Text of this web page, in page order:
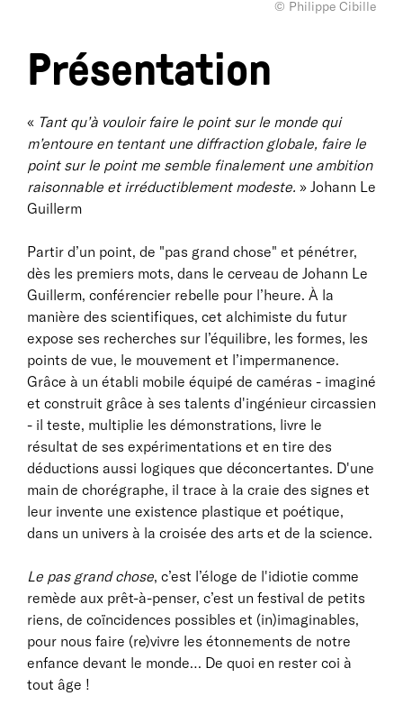
© Philippe Cibille
Présentation
« Tant qu’à vouloir faire le point sur le monde qui
m’entoure en tentant une diffraction globale, faire le
point sur le point me semble finalement une ambition
raisonnable et irréductiblement modeste. » Johann Le
Guillerm
Partir d’un point, de "pas grand chose" et pénétrer,
dès les premiers mots, dans le cerveau de Johann Le
Guillerm, conférencier rebelle pour l’heure. À la
manière des scientifiques, cet alchimiste du futur
expose ses recherches sur l’équilibre, les formes, les
points de vue, le mouvement et l’impermanence.
Grâce à un établi mobile équipé de caméras - imaginé
et construit grâce à ses talents d'ingénieur circassien
- il teste, multiplie les démonstrations, livre le
résultat de ses expérimentations et en tire des
déductions aussi logiques que déconcertantes. D'une
main de chorégraphe, il trace à la craie des signes et
leur invente une existence plastique et poétique,
dans un univers à la croisée des arts et de la science.
Le pas grand chose, c’est l’éloge de l'idiotie comme
remède aux prêt-à-penser, c’est un festival de petits
riens, de coïncidences possibles et (in)imaginables,
pour nous faire (re)vivre les étonnements de notre
enfance devant le monde… De quoi en rester coi à
tout âge !